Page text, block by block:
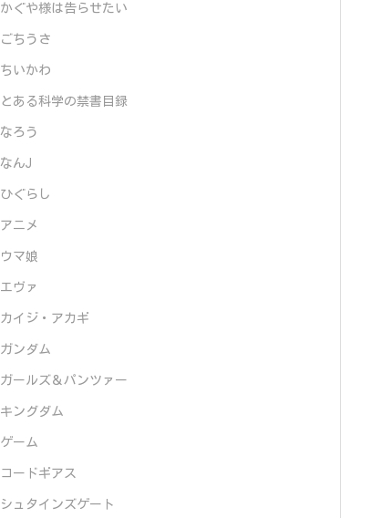
かぐや様は告らせたい
ごちうさ
ちいかわ
とある科学の禁書目録
なろう
なんJ
ひぐらし
アニメ
ウマ娘
エヴァ
カイジ・アカギ
ガンダム
ガールズ＆パンツァー
キングダム
ゲーム
コードギアス
シュタインズゲート